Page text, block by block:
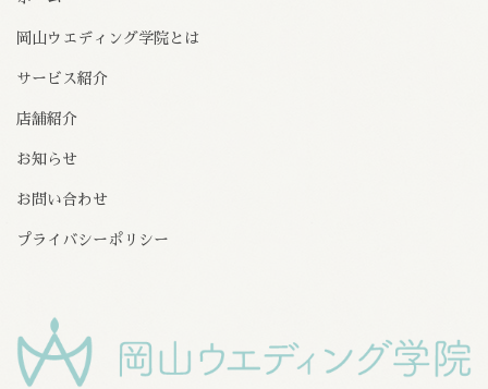
岡山ウエディング学院とは
サービス紹介
店舗紹介
お知らせ
お問い合わせ
プライバシーポリシー